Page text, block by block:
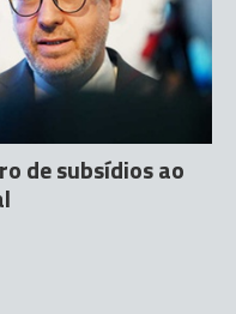
de subsídios ao